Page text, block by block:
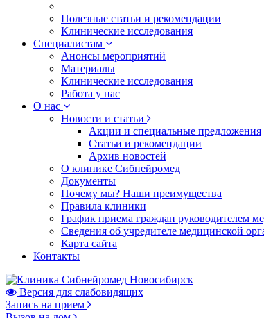
Полезные статьи и рекомендации
Клинические исследования
Специалистам
Анонсы мероприятий
Материалы
Клинические исследования
Работа у нас
О нас
Новости и статьи
Акции и специальные предложения
Статьи и рекомендации
Архив новостей
О клинике Сибнейромед
Документы
Почему мы? Наши преимущества
Правила клиники
График приема граждан руководителем
Сведения об учредителе медицинской
Карта сайта
Контакты
Версия для слабовидящих
Запись на прием